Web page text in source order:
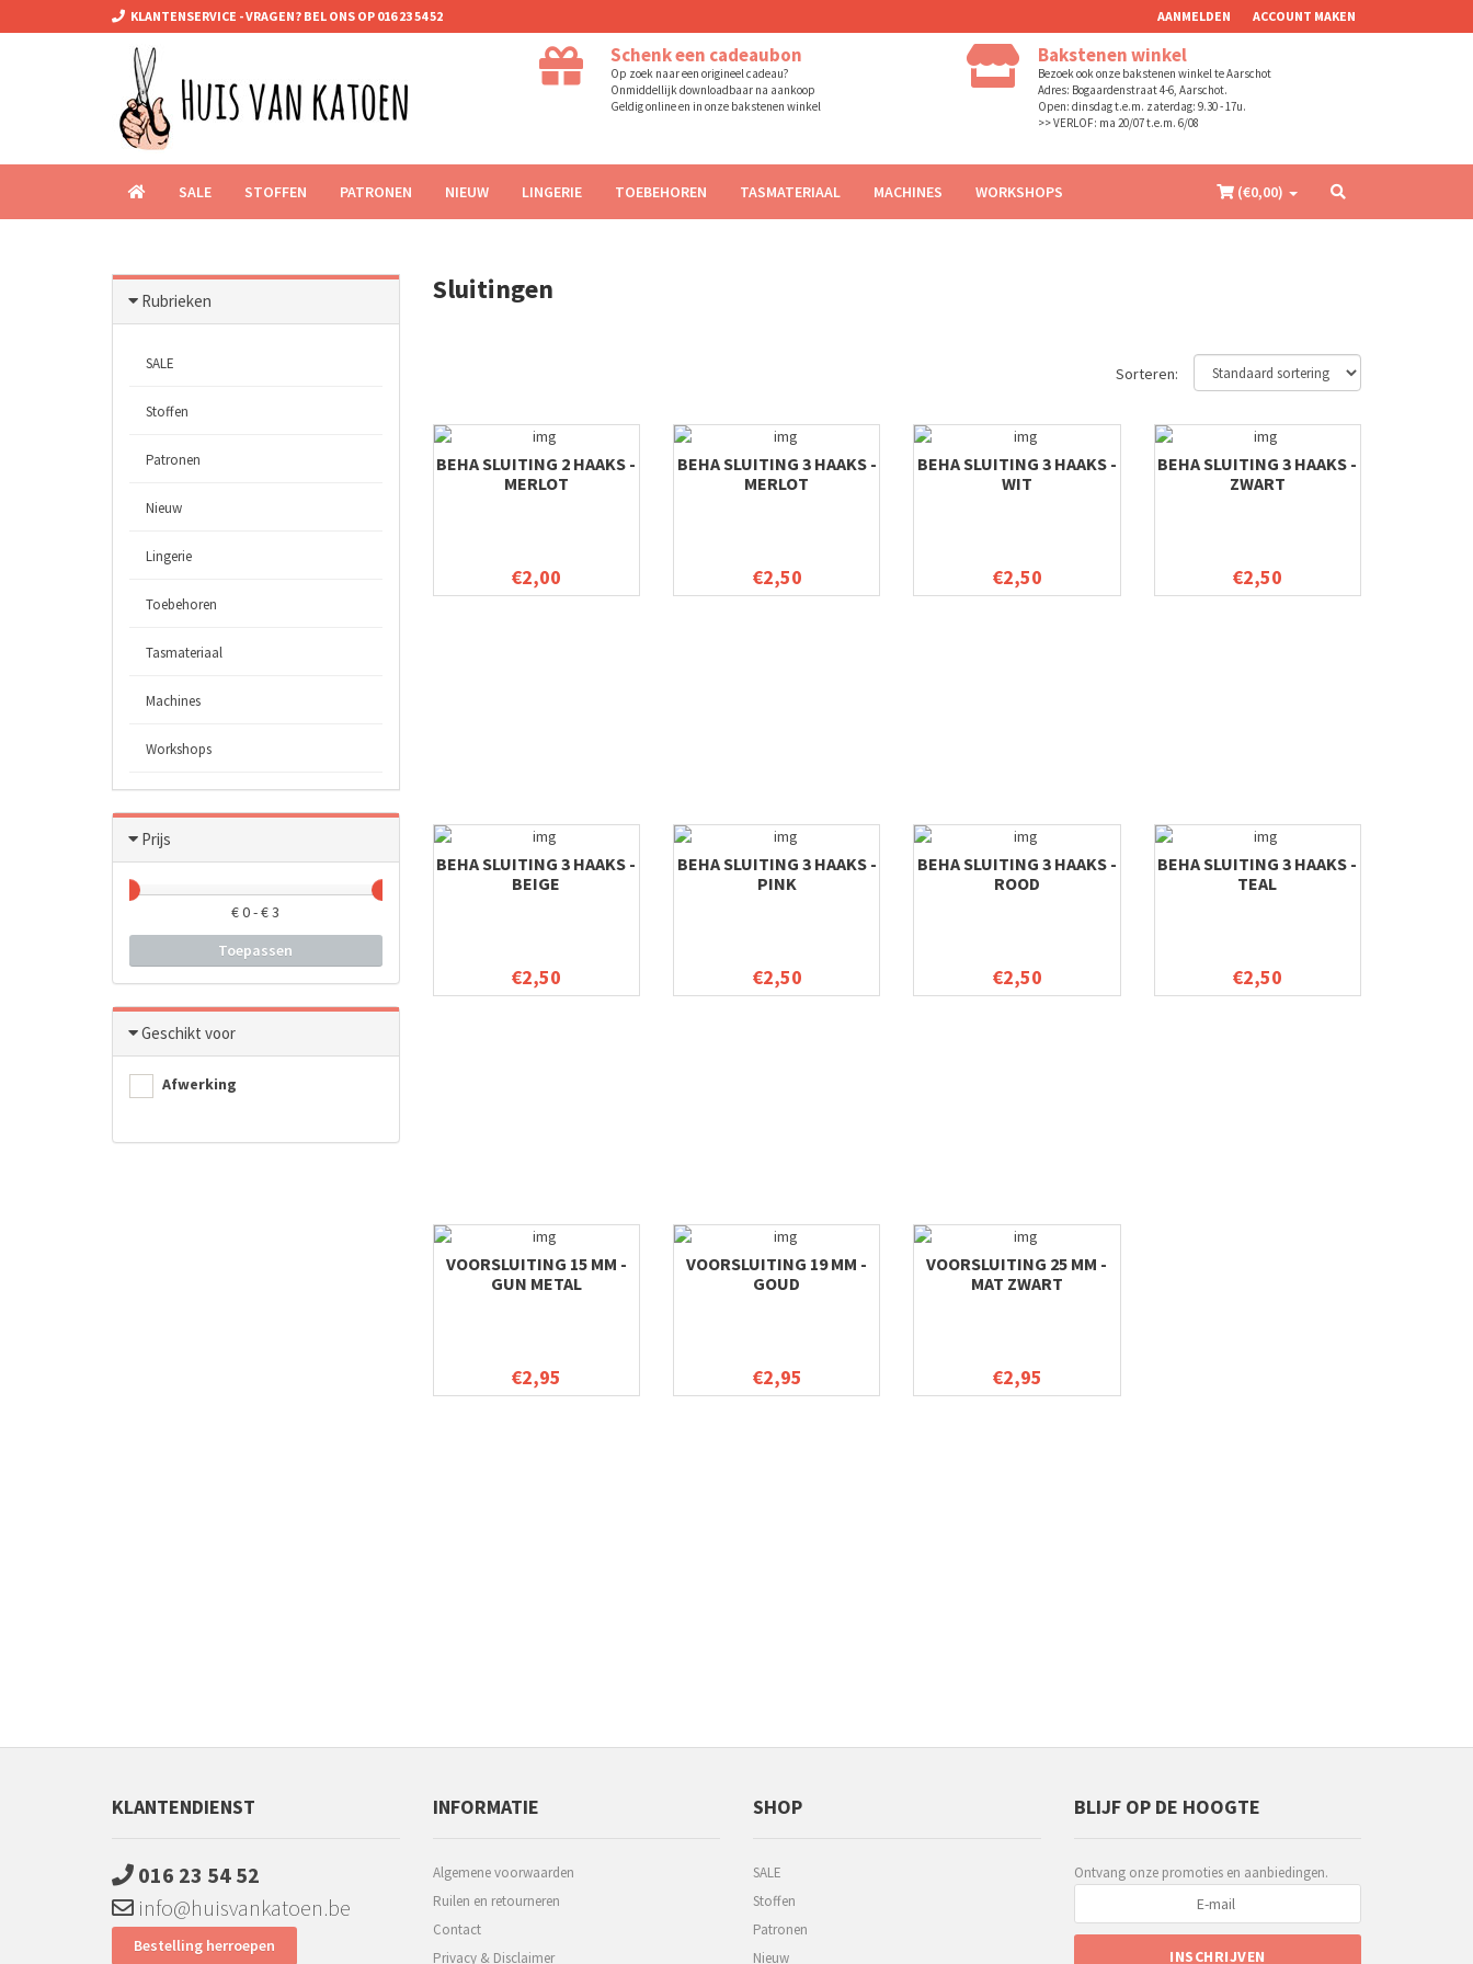
KLANTENSERVICE - VRAGEN? BEL ONS OP 016 23 54 52 AANMELDEN ACCOUNT MAKEN
Schenk een cadeaubon
Op zoek naar een origineel cadeau?
Onmiddellijk downloadbaar na aankoop
Geldig online en in onze bakstenen winkel
Bakstenen winkel
Bezoek ook onze bakstenen winkel te Aarschot
Adres: Bogaardenstraat 4-6, Aarschot.
Open: dinsdag t.e.m. zaterdag: 9.30 - 17u.
>> VERLOF: ma 20/07 t.e.m. 6/08
SALE STOFFEN PATRONEN NIEUW LINGERIE TOEBEHOREN TASMATERIAAL MACHINES WORKSHOPS (€0,00)
Rubrieken
SALE
Stoffen
Patronen
Nieuw
Lingerie
Toebehoren
Tasmateriaal
Machines
Workshops
Prijs
€0- €3
Toepassen
Geschikt voor
Afwerking
Sluitingen
Sorteren:
BEHA SLUITING 2 HAAKS -
MERLOT
€2,00
BEHA SLUITING 3 HAAKS -
MERLOT
€2,50
BEHA SLUITING 3 HAAKS -
WIT
€2,50
BEHA SLUITING 3 HAAKS -
ZWART
€2,50
BEHA SLUITING 3 HAAKS -
BEIGE
€2,50
BEHA SLUITING 3 HAAKS -
PINK
€2,50
BEHA SLUITING 3 HAAKS -
ROOD
€2,50
BEHA SLUITING 3 HAAKS -
TEAL
€2,50
VOORSLUITING 15 MM -
GUN METAL
€2,95
VOORSLUITING 19 MM -
GOUD
€2,95
VOORSLUITING 25 MM -
MAT ZWART
€2,95
KLANTENDIENST
016 23 54 52
info@huisvankatoen.be
Bestelling herroepen
INFORMATIE
Algemene voorwaarden
Ruilen en retourneren
Contact
Privacy & Disclaimer
SHOP
SALE
Stoffen
Patronen
Nieuw
BLIJF OP DE HOOGTE
Ontvang onze promoties en aanbiedingen.